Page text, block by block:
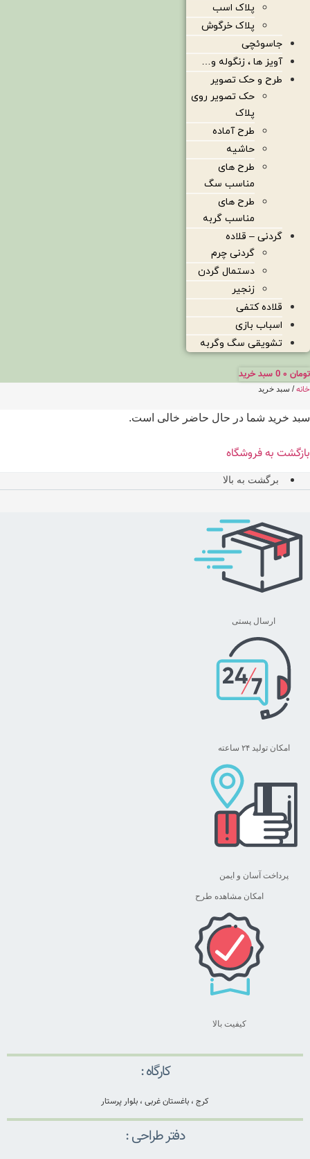
پلاک اسب
پلاک خرگوش
جاسوئچی
آویز ها ، زنگوله و…
طرح و حک تصویر
حک تصویر روی
پلاک
طرح آماده
حاشیه
طرح های
مناسب سگ
طرح های
مناسب گربه
گردنی – قلاده
گردنی چرم
دستمال گردن
زنجیر
قلاده کتفی
اسباب بازی
تشویقی سگ وگربه
تومان 0 سبد خرید
خانه/ سبد خرید
سبد خرید شما در حال حاضر خالی است.
بازگشت به فروشگاه
برگشت به بالا
ارسال پستی
امکان تولید ۲۴ ساعته
پرداخت آسان و ایمن
امکان مشاهده طرح
کیفیت بالا
کارگاه :
کرج ، باغستان غربی ، بلوار پرستار
دفتر طراحی :